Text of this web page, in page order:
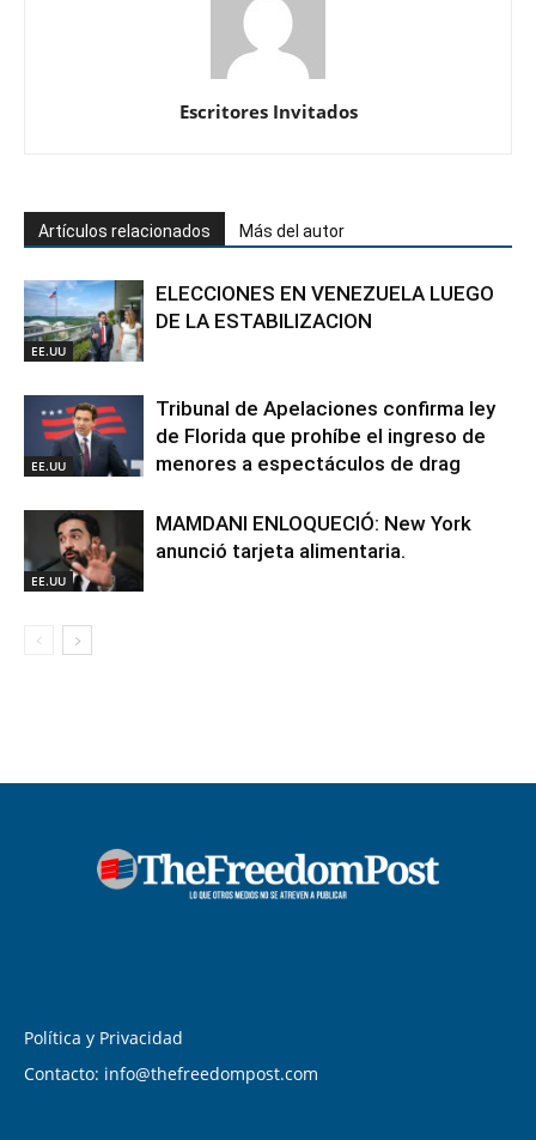
Escritores Invitados
Artículos relacionados Más del autor
EE.UU
ELECCIONES EN VENEZUELA LUEGO
DE LA ESTABILIZACION
EE.UU
Tribunal de Apelaciones confirma ley
de Florida que prohíbe el ingreso de
menores a espectáculos de drag
EE.UU
MAMDANI ENLOQUECIÓ: New York
anunció tarjeta alimentaria.
Política y Privacidad
Contacto: info@thefreedompost.com